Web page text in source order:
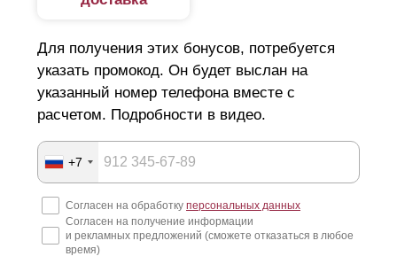
Для получения этих бонусов, потребуется
указать промокод. Он будет выслан на
указанный номер телефона вместе с
расчетом. Подробности в видео.
+7
Согласен на обработку персональных данных
Согласен на получение информации
и рекламных предложений (сможете отказаться в любое
время)